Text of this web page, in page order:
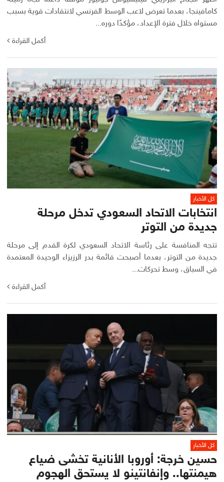
كامافينجا، بعدما تعرض لاعب الوسط الفرنسي لانتقادات قوية بسبب
مستواه خلال فترة الإعداد، مؤكدًا دوره...
أكمل القراءة
كل الأخبار
انتخابات الاتحاد السعودي تدخل مرحلة
جديدة من التوتر
تتجه المنافسة على رئاسة الاتحاد السعودي لكرة القدم إلى مرحلة
جديدة من التوتر، بعدما أصبحت قائمة بدر الرزيزاء الوحيدة المعتمدة
في السباق، وسط تحركات...
أكمل القراءة
كل الأخبار
حسين خرجة: أوروبا الأنانية تخشى ضياع
هيمنتها.. وإنفانتينو لا يستحق الهجوم